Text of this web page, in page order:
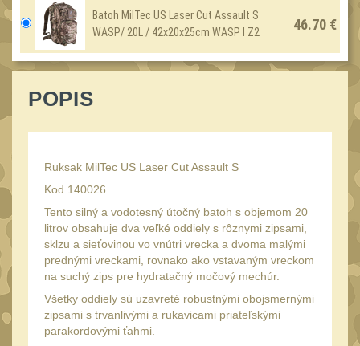
Ostatní
MONTÁŽE PRO OPTIKU
Adaptéry a risery
1" Picatinny
30mm Picatinny47
30mm Dovetail14
34mm
Montáže pre kolimátory
Batoh MilTec US Laser Cut Assault S
WASP/ 20L / 42x20x25cm WASP I Z2
46.70 €
POPIS
Ruksak MilTec US Laser Cut Assault S
Kod 140026
Tento silný a vodotesný útočný batoh s objemom 20
litrov obsahuje dva veľké oddiely s rôznymi zipsami,
sklzu a sieťovinou vo vnútri vrecka a dvoma malými
prednými vreckami, rovnako ako vstavaným vreckom
na suchý zips pre hydratačný močový mechúr.
Všetky oddiely sú uzavreté robustnými obojsmernými
zipsami s trvanlivými a rukavicami priateľskými
parakordovými ťahmi.